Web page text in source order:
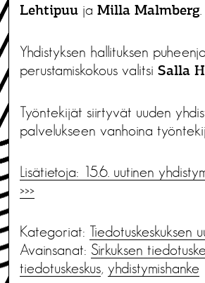
Lehtipuu ja Milla Malmberg
Yhdistyksen hallituksen
perustamiskokous valitsi Salla
Työntekijät siirtyvät uuden
palvelukseen vanhoina
Lisätietoja: 15.6. uutinen
>>>
Kategoriat: Tiedotus­keskuksen
Avainsanat: Sirkuksen
tiedotuskeskus, yhdistymishanke